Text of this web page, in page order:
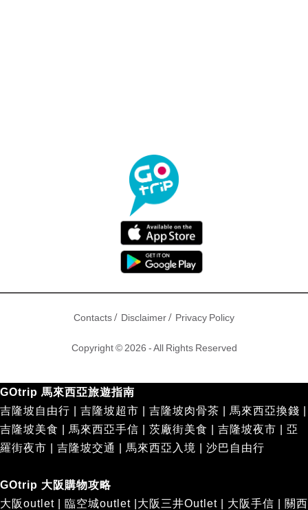
Contacts/ Disclaimer/ Privacy Policy
Copyright © 2026 - All Rights Reserved
GOtrip 馬來西亞旅遊指南
吉隆坡自由行
吉隆坡超市 吉隆坡肉骨茶 馬來西亞換錢
吉隆坡美食
馬來西亞手信 茨廠街美食 吉隆坡夜市
亞
羅街夜市
吉隆坡交通 馬來西亞入境 沙巴自由行
GOtrip 大阪購物攻略
大阪outlet
臨空城outlet 大阪三井Outlet 大阪手信 關西